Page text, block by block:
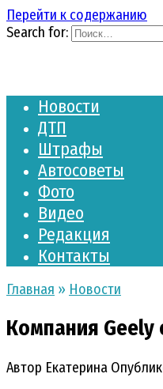
Перейти к содержанию
Search for:
Новости
ДТП
Штрафы
Автосоветы
Фото
Видео
Редакция
Контакты
Главная » Новости
Компания Geely
Автор Екатерина